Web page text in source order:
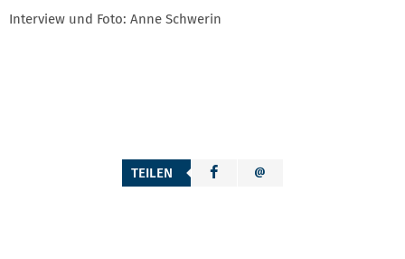
Interview und Foto: Anne Schwerin
TEILEN